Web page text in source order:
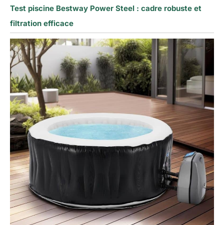
Test piscine Bestway Power Steel : cadre robuste et
filtration efficace